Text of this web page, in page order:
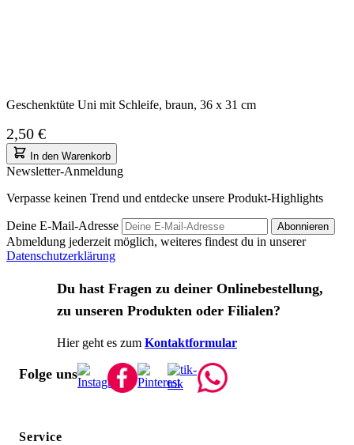
Geschenktüte Uni mit Schleife, braun, 36 x 31 cm
2,50 €
In den Warenkorb
Newsletter-Anmeldung
Verpasse keinen Trend und entdecke unsere Produkt-Highlights
Deine E-Mail-Adresse Abonnieren
Abmeldung jederzeit möglich, weiteres findest du in unserer
Datenschutzerklärung
Du hast Fragen zu deiner Onlinebestellung,
zu unseren Produkten oder Filialen?
Hier geht es zum Kontaktformular
Folge uns
Service